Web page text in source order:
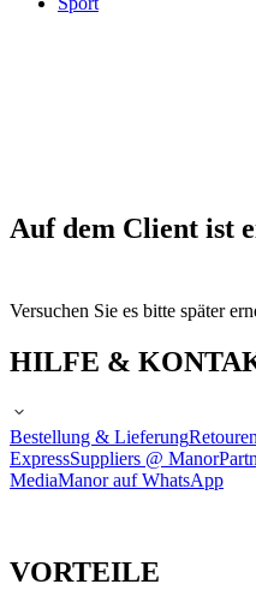
Auf dem Client ist
Versuchen Sie es bitte später
HILFE &
Bestellung & Lieferung
ExpressSuppliers @ Manor
MediaManor auf WhatsApp
VORTEILE